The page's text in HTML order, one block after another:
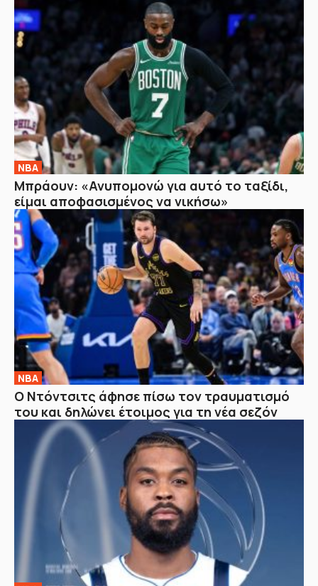
NBA
Μπράουν: «Ανυπομονώ για αυτό το ταξίδι,
είμαι αποφασισμένος να νικήσω»
NBA
Ο Ντόντσιτς άφησε πίσω τον τραυματισμό
του και δηλώνει έτοιμος για τη νέα σεζόν